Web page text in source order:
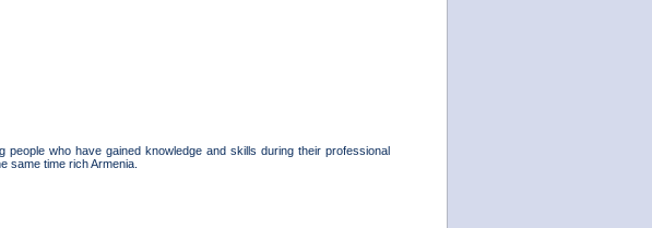
who have gained knowledge and skills during their professional
same time rich Armenia.